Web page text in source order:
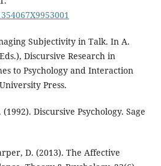
Subjectivity in Talk. In A.
Discursive Research in
to Psychology and Interaction
Press.
Discursive Psychology. Sage
D. (2013). The Affective